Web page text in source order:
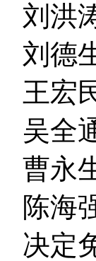
刘洪
刘德
王宏
吴全
曹永
陈海
决定